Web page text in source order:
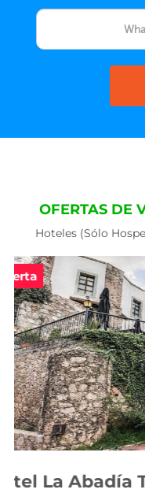
OFERTAS DE
Hoteles (Sólo
En Oferta
Hotel Villa